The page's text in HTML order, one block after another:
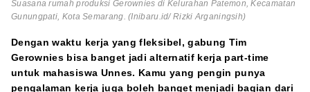
Suasana rumah produksi Gerownies di Kelurahan Patemon, Kecamatan
Gunungpati, Kota Semarang. (Inibaru.id/ Rizki Arganingsih)
Dengan waktu kerja yang fleksibel, gabung Tim
Gerownies bisa banget jadi alternatif kerja part-time
untuk mahasiswa Unnes. Kamu yang pengin punya
pengalaman kerja juga boleh banget menjadi bagian dari